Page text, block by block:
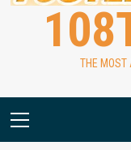
THE MOST
Primary